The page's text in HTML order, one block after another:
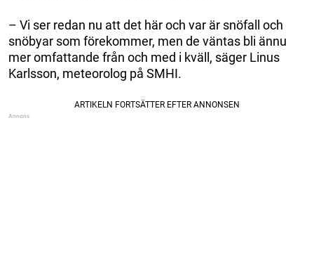
– Vi ser redan nu att det här och var är snöfall och
snöbyar som förekommer, men de väntas bli ännu
mer omfattande från och med i kväll, säger Linus
Karlsson, meteorolog på SMHI.